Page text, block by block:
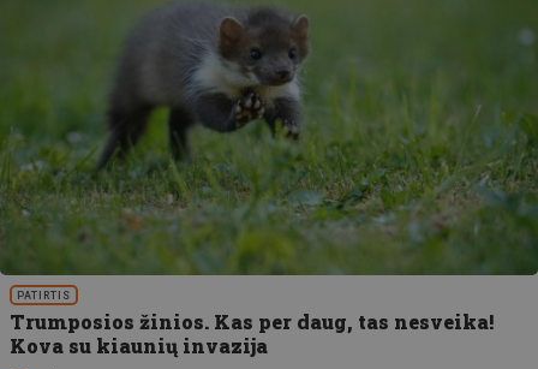
PATIRTIS
Trumposios žinios. Kas per daug, tas nesveika!
Kova su kiaunių invazija